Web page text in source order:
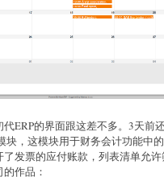
ERP的界面跟这差不多。3天前
块，这模块用于财务会计功能中
发票的应付账款，列表清单允
作品：